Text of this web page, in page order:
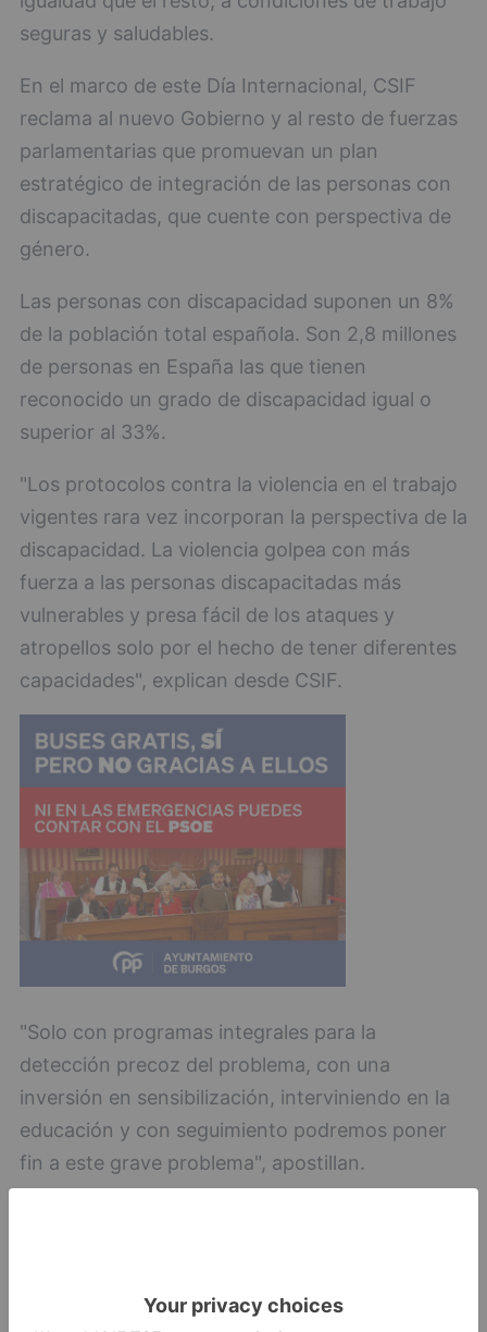
seguras y saludables.
En el marco de este Día Internacional, CSIF
reclama al nuevo Gobierno y al resto de fuerzas
parlamentarias que promuevan un plan
estratégico de integración de las personas con
discapacitadas, que cuente con perspectiva de
género.
Las personas con discapacidad suponen un 8%
de la población total española. Son 2,8 millones
de personas en España las que tienen
reconocido un grado de discapacidad igual o
superior al 33%.
"Los protocolos contra la violencia en el trabajo
vigentes rara vez incorporan la perspectiva de la
discapacidad. La violencia golpea con más
fuerza a las personas discapacitadas más
vulnerables y presa fácil de los ataques y
atropellos solo por el hecho de tener diferentes
capacidades", explican desde CSIF.
"Solo con programas integrales para la
detección precoz del problema, con una
inversión en sensibilización, interviniendo en la
educación y con seguimiento podremos poner
fin a este grave problema", apostillan.